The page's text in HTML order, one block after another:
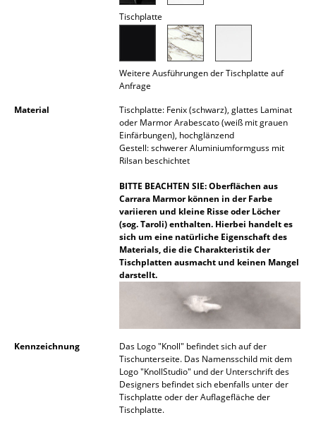
Outdoor-Leuchten
Nachttische & Bettzubehör
Figuren & Miniaturen
Tischplatte
Weitere Ausführungen der Tischplatte auf
Anfrage
Material
Tischplatte: Fenix (schwarz), glattes Laminat
oder Marmor Arabescato (weiß mit grauen
Einfärbungen), hochglänzend
Gestell: schwerer Aluminiumformguss mit
Rilsan beschichtet
BITTE BEACHTEN SIE: Oberflächen aus
Carrara Marmor können in der Farbe
variieren und kleine Risse oder Löcher
(sog. Taroli) enthalten. Hierbei handelt es
sich um eine natürliche Eigenschaft des
Materials, die die Charakteristik der
Tischplatten ausmacht und keinen Mangel
darstellt.
Kennzeichnung
Das Logo "Knoll" befindet sich auf der
Tischunterseite. Das Namensschild mit dem
Logo "KnollStudio" und der Unterschrift des
Designers befindet sich ebenfalls unter der
Tischplatte oder der Auflagefläche der
Tischplatte.